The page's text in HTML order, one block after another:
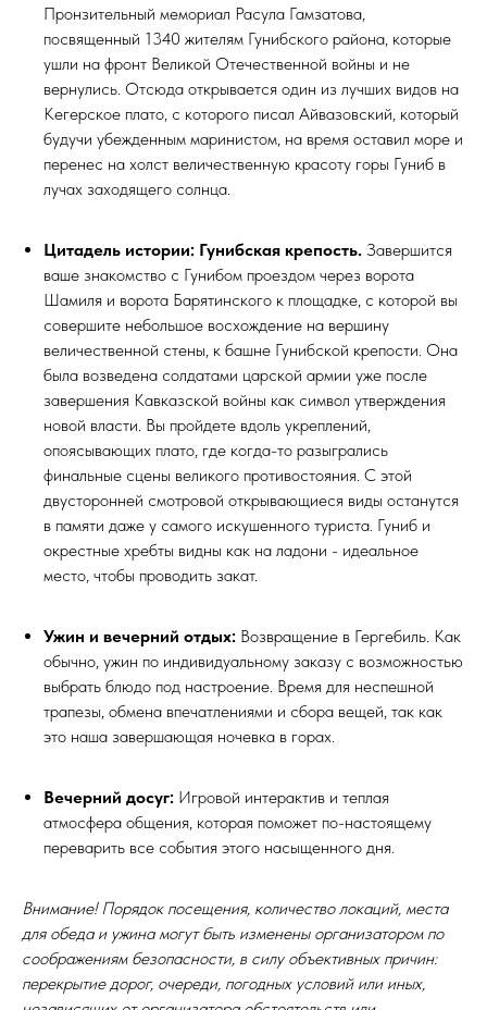
Пронзительный мемориал Расула Гамзатова,
посвященный 1340 жителям Гунибского района, которые
ушли на фронт Великой Отечественной войны и не
вернулись. Отсюда открывается один из лучших видов на
Кегерское плато, с которого писал Айвазовский, который
будучи убежденным маринистом, на время оставил море и
перенес на холст величественную красоту горы Гуниб в
лучах заходящего солнца.
Цитадель истории: Гунибская крепость. Завершится
ваше знакомство с Гунибом проездом через ворота
Шамиля и ворота Барятинского к площадке, с которой вы
совершите небольшое восхождение на вершину
величественной стены, к башне Гунибской крепости. Она
была возведена солдатами царской армии уже после
завершения Кавказской войны как символ утверждения
новой власти. Вы пройдете вдоль укреплений,
опоясывающих плато, где когда-то разыгрались
финальные сцены великого противостояния. С этой
двусторонней смотровой открывающиеся виды останутся
в памяти даже у самого искушенного туриста. Гуниб и
окрестные хребты видны как на ладони - идеальное
место, чтобы проводить закат.
Ужин и вечерний отдых: Возвращение в Гергебиль. Как
обычно, ужин по индивидуальному заказу с возможностью
выбрать блюдо под настроение. Время для неспешной
трапезы, обмена впечатлениями и сбора вещей, так как
это наша завершающая ночевка в горах.
Вечерний досуг: Игровой интерактив и теплая
атмосфера общения, которая поможет по-настоящему
переварить все события этого насыщенного дня.
Внимание! Порядок посещения, количество локаций, места
для обеда и ужина могут быть изменены организатором по
соображениям безопасности, в силу объективных причин:
перекрытие дорог, очереди, погодных условий или иных,